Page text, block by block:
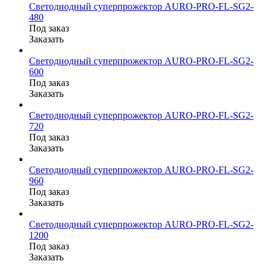
Светодиодный суперпрожектор AURO-PRO-FL-SG2-
480
Под заказ
Заказать
Светодиодный суперпрожектор AURO-PRO-FL-SG2-
600
Под заказ
Заказать
Светодиодный суперпрожектор AURO-PRO-FL-SG2-
720
Под заказ
Заказать
Светодиодный суперпрожектор AURO-PRO-FL-SG2-
960
Под заказ
Заказать
Светодиодный суперпрожектор AURO-PRO-FL-SG2-
1200
Под заказ
Заказать